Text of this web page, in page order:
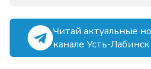
Читай актуальные
канале Усть-